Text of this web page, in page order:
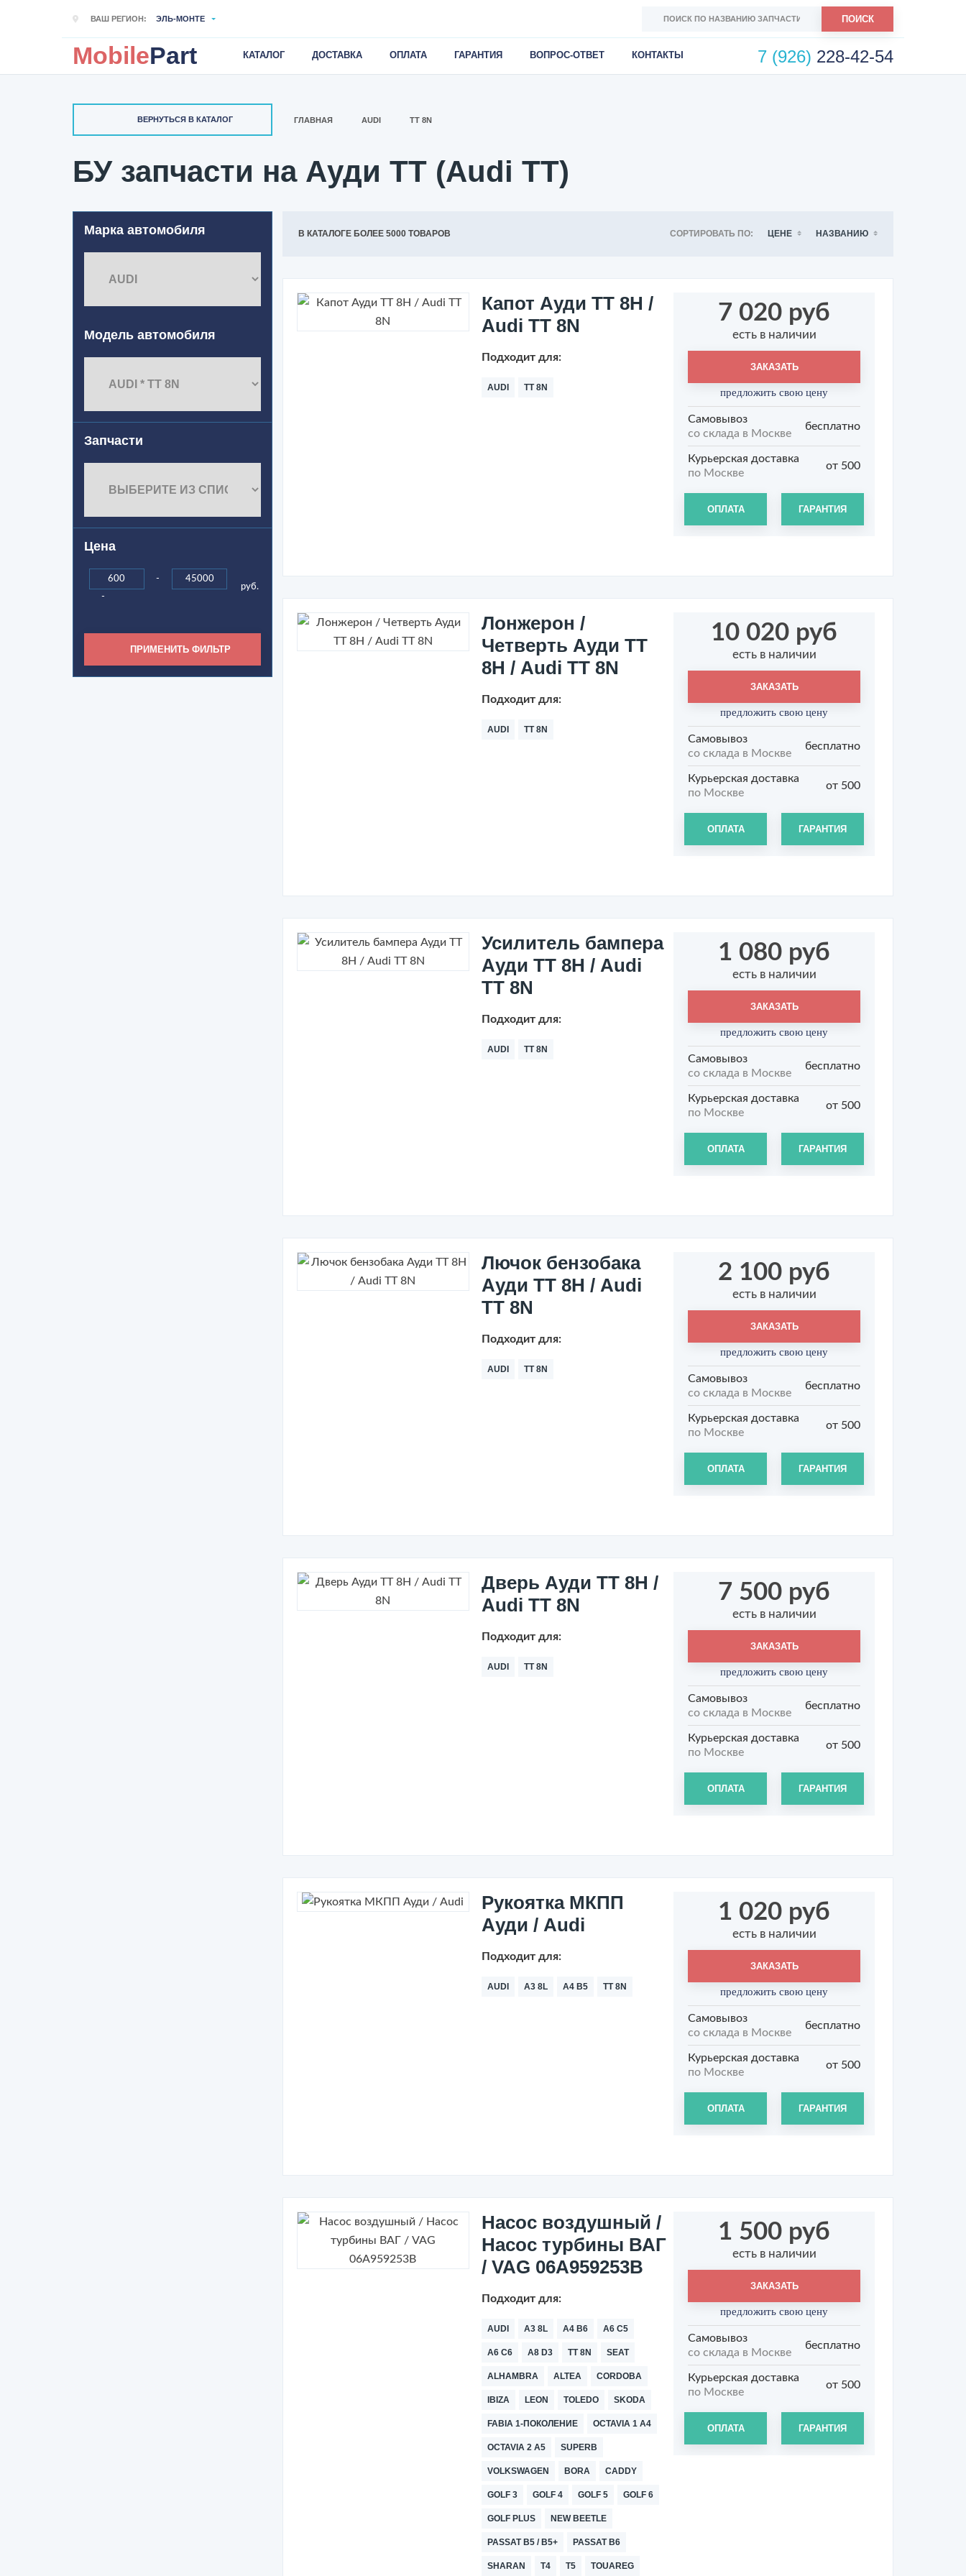
ВАШ РЕГИОН: ЭЛЬ-МОНТЕ ПОИСК
MobilePart КАТАЛОГ ДОСТАВКА ОПЛАТА ГАРАНТИЯ ВОПРОС-ОТВЕТ КОНТАКТЫ 7 (926) 228-42-54
ВЕРНУТЬСЯ В КАТАЛОГ ГЛАВНАЯ AUDI TT 8N
БУ запчасти на Ауди ТТ (Audi TT)
Марка автомобиля
Модель автомобиля
Запчасти
Цена
-
-
руб.
ПРИМЕНИТЬ ФИЛЬТР
В КАТАЛОГЕ БОЛЕЕ 5000 ТОВАРОВ СОРТИРОВАТЬ ПО: ЦЕНЕ НАЗВАНИЮ
Капот Ауди ТТ 8Н /
Audi TT 8N
Подходит для:
AUDI TT 8N
7 020 руб
есть в наличии
ЗАКАЗАТЬ
предложить свою цену
Самовывоз
со склада в Москве
бесплатно
Курьерская доставка
по Москве
от 500
ОПЛАТА ГАРАНТИЯ
Лонжерон /
Четверть Ауди ТТ
8Н / Audi TT 8N
Подходит для:
AUDI TT 8N
10 020 руб
есть в наличии
ЗАКАЗАТЬ
предложить свою цену
Самовывоз
со склада в Москве
бесплатно
Курьерская доставка
по Москве
от 500
ОПЛАТА ГАРАНТИЯ
Усилитель бампера
Ауди ТТ 8Н / Audi
TT 8N
Подходит для:
AUDI TT 8N
1 080 руб
есть в наличии
ЗАКАЗАТЬ
предложить свою цену
Самовывоз
со склада в Москве
бесплатно
Курьерская доставка
по Москве
от 500
ОПЛАТА ГАРАНТИЯ
Лючок бензобака
Ауди ТТ 8Н / Audi
TT 8N
Подходит для:
AUDI TT 8N
2 100 руб
есть в наличии
ЗАКАЗАТЬ
предложить свою цену
Самовывоз
со склада в Москве
бесплатно
Курьерская доставка
по Москве
от 500
ОПЛАТА ГАРАНТИЯ
Дверь Ауди ТТ 8Н /
Audi TT 8N
Подходит для:
AUDI TT 8N
7 500 руб
есть в наличии
ЗАКАЗАТЬ
предложить свою цену
Самовывоз
со склада в Москве
бесплатно
Курьерская доставка
по Москве
от 500
ОПЛАТА ГАРАНТИЯ
Рукоятка МКПП
Ауди / Audi
Подходит для:
AUDI A3 8L A4 B5 TT 8N
1 020 руб
есть в наличии
ЗАКАЗАТЬ
предложить свою цену
Самовывоз
со склада в Москве
бесплатно
Курьерская доставка
по Москве
от 500
ОПЛАТА ГАРАНТИЯ
Насос воздушный /
Насос турбины ВАГ
/ VAG 06A959253B
Подходит для:
AUDI A3 8L A4 B6 A6 C5
A6 C6 A8 D3 TT 8N SEAT
ALHAMBRA ALTEA CORDOBA
IBIZA LEON TOLEDO SKODA
FABIA 1-ПОКОЛЕНИЕ OCTAVIA 1 A4
OCTAVIA 2 A5 SUPERB
VOLKSWAGEN BORA CADDY
GOLF 3 GOLF 4 GOLF 5 GOLF 6
GOLF PLUS NEW BEETLE
PASSAT B5 / B5+ PASSAT B6
SHARAN T4 T5 TOUAREG
1 500 руб
есть в наличии
ЗАКАЗАТЬ
предложить свою цену
Самовывоз
со склада в Москве
бесплатно
Курьерская доставка
по Москве
от 500
ОПЛАТА ГАРАНТИЯ